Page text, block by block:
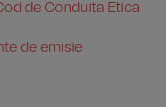
de Conduita Etica
de emisie